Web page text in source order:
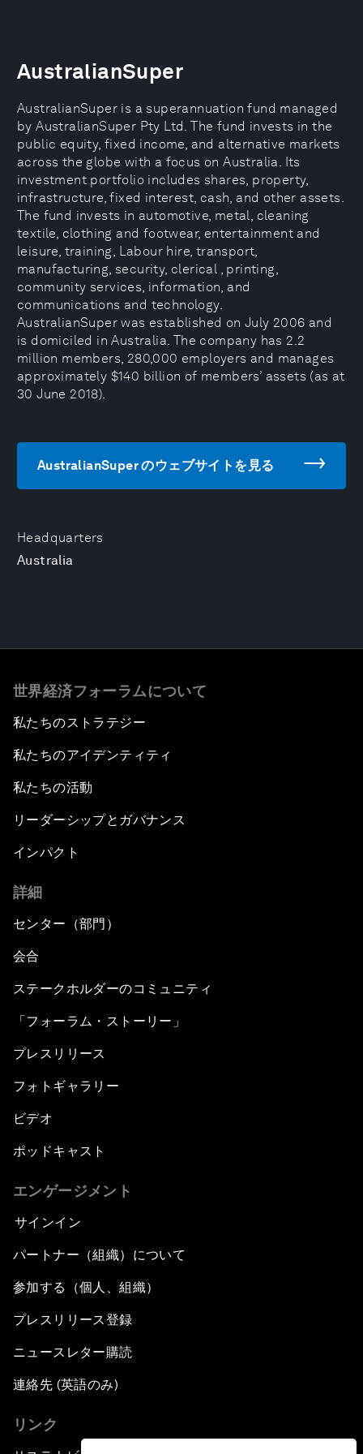
Headquarters
Australia
AustralianSuper
AustralianSuper is a superannuation fund managed
by AustralianSuper Pty Ltd. The fund invests in the
public equity, fixed income, and alternative markets
across the globe with a focus on Australia. Its
investment portfolio includes shares, property,
infrastructure, fixed interest, cash, and other assets.
The fund invests in automotive, metal, cleaning
textile, clothing and footwear, entertainment and
leisure, training, Labour hire, transport,
manufacturing, security, clerical , printing,
community services, information, and
communications and technology.
AustralianSuper was established on July 2006 and
is domiciled in Australia. The company has 2.2
million members, 280,000 employers and manages
approximately $140 billion of members’ assets (as at
30 June 2018).
AustralianSuper のウェブサイトを見る
世界経済フォーラムについて
私たちのストラテジー
私たちのアイデンティティ
私たちの活動
リーダーシップとガバナンス
インパクト
詳細
センター（部門）
会合
ステークホルダーのコミュニティ
「フォーラム・ストーリー」
プレスリリース
フォトギャラリー
ビデオ
ポッドキャスト
エンゲージメント
サインイン
パートナー（組織）について
参加する（個人、組織）
プレスリリース登録
ニュースレター購読
連絡先 (英語のみ)
リンク